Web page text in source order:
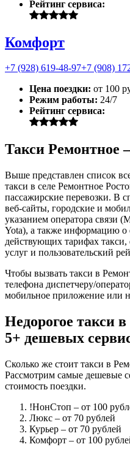
Рейтинг сервиса:
Комфорт
+7 (928) 619-48-97+7 (908)
Цена поездки: от 100
Режим работы: 24/7
Рейтинг сервиса:
Такси Ремонтное
Выше представлен список
такси в селе Ремонтное
пассажирские перевозки. В
веб-сайты, городские и
указанием оператора
Yota), а также информацию о
действующих тарифах
услуг и пользовательский
Чтобы вызвать такси в
телефона диспетчеру/
мобильное приложение или
Недорогое такси
5+ дешевых
Сколько же стоит такси в
Рассмотрим самые дешевые
стоимость поездки.
!НонСтоп – от 100
Люкс – от 70 рублей
Курьер – от 70 рублей
Комфорт – от 100